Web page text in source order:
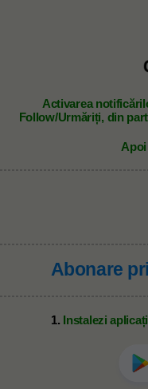
Activarea
Follow/Urmăriți, din
Abonare
1. Instalezi